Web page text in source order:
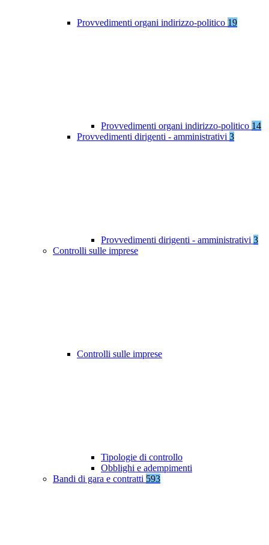
Provvedimenti organi indirizzo-politico 19
Provvedimenti organi indirizzo-politico 14
Provvedimenti dirigenti - amministrativi 3
Provvedimenti dirigenti - amministrativi 3
Controlli sulle imprese
Controlli sulle imprese
Tipologie di controllo
Obblighi e adempimenti
Bandi di gara e contratti 593